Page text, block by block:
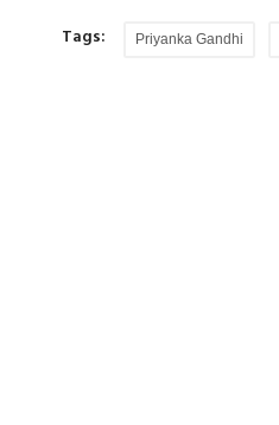
Tags: Priyanka Gandhi